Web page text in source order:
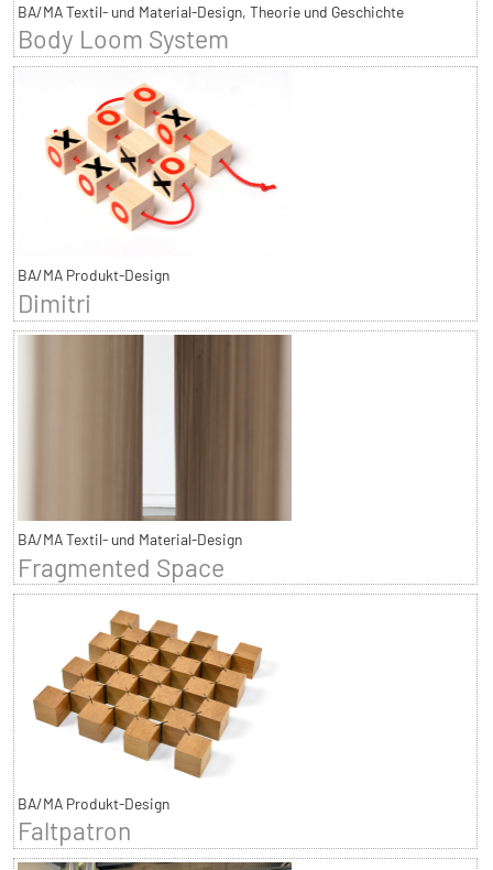
BA/MA Textil- und Material-Design, Theorie und Geschichte
Body Loom System
BA/MA Produkt-Design
Dimitri
BA/MA Textil- und Material-Design
Fragmented Space
BA/MA Produkt-Design
Faltpatron